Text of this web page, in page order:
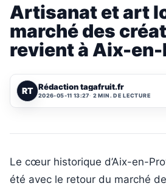
Artisanat et art
marché des
revient à Aix-
RT Rédaction tagafruit.fr
2026-05-11 13:27 2 MIN. DE LECTURE
Le cœur historique d’Aix-en-
été avec le retour du marché